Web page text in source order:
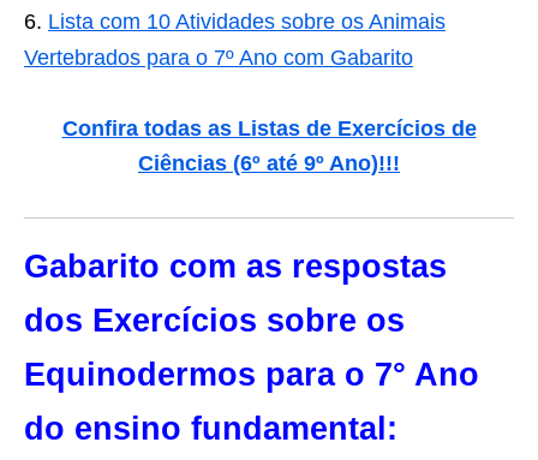
Lista com 10 Atividades sobre os Animais
Vertebrados para o 7º Ano com Gabarito
Confira todas as Listas de Exercícios de
Ciências (6º até 9º Ano)!!!
Gabarito com as respostas
dos Exercícios sobre os
Equinodermos para o 7° Ano
do ensino fundamental: